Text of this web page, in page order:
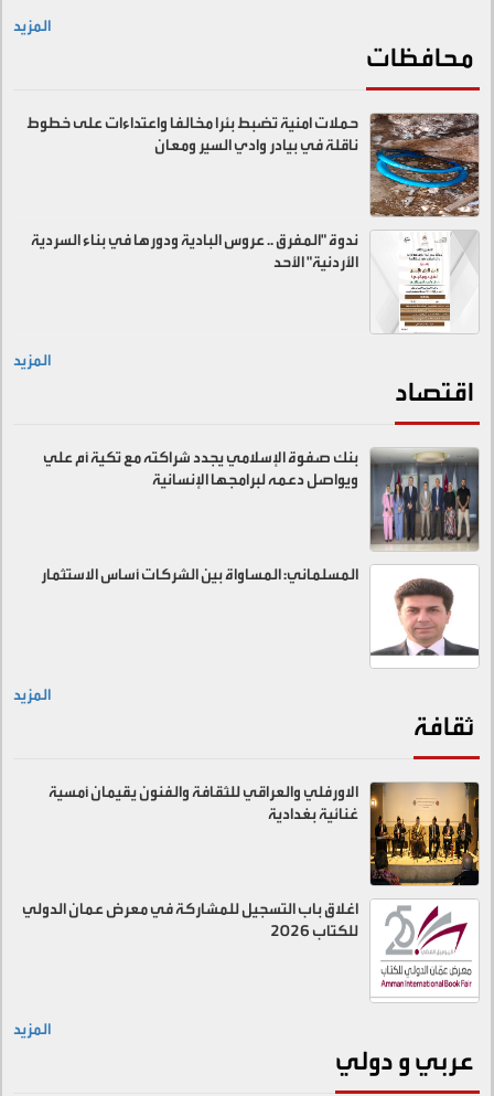
المزيد
محافظات
حملات امنية تضبط بئرا مخالفا واعتداءات على خطوط
ناقلة في بيادر وادي السير ومعان
ندوة "المفرق .. عروس البادية ودورها في بناء السردية
الأردنية" الأحد
المزيد
اقتصاد
بنك صفوة الإسلامي يجدد شراكته مع تكية أم علي
ويواصل دعمه لبرامجها الإنسانية
المسلماني: المساواة بين الشركات أساس الاستثمار
المزيد
ثقافة
الاورفلي والعراقي للثقافة والفنون يقيمان أمسية
غنائية بغدادية
اغلاق باب التسجيل للمشاركة في معرض عمان الدولي
للكتاب 2026
المزيد
عربي و دولي